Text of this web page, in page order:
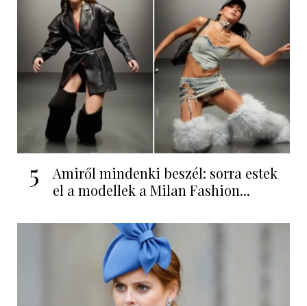
5
Amiről mindenki beszél: sorra estek
el a modellek a Milan Fashion...